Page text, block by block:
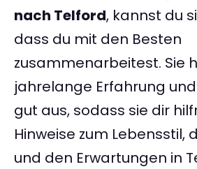
nach Telford, kannst du
dass du mit den Besten
zusammenarbeitest. Sie
jahrelange Erfahrung
gut aus, sodass sie dir
Hinweise zum Lebensstil,
und den Erwartungen in